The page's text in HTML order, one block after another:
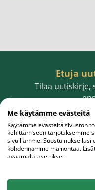
Etuja
Tilaa uutiskirje,
Me käytämme evästeitä
Käytämme evästeitä sivuston
kehittämiseen tarjotaksemme
sivuillamme. Suostumuksellasi
kohdennamme mainontaa.
avaamalla asetukset.